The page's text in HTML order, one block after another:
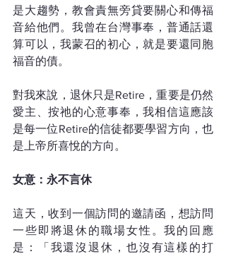
是大趨勢，教會責無旁貸要關心和傳福
音給他們。我曾在台灣事奉，普通話還
算可以，我蒙召的初心，就是要還同胞
福音的債。
對我來說，退休只是Retire，重要是仍然
愛主、按祂的心意事奉，我相信這應該
是每一位Retire的信徒都要學習方向，也
是上帝所喜悅的方向。
女意：永不言休
這天，收到一個訪問的邀請函，想訪問
一些即將退休的職場女性。我的回應
是：「我還沒退休，也沒有這樣的打